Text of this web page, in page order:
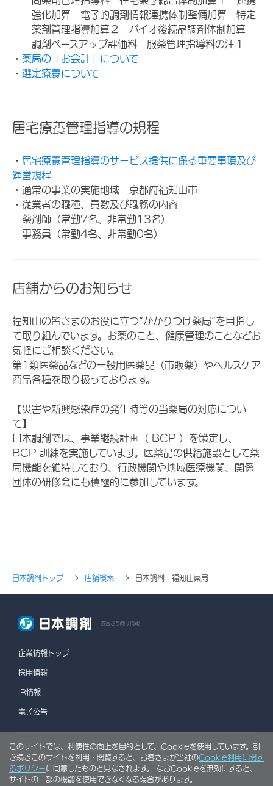
強化加算 電子的調剤情報連携体制整備加算 特定
薬剤管理指導加算２ バイオ後続品調剤体制加算
調剤ベースアップ評価料 服薬管理指導料の注１
・ 薬局の「お会計」について
・ 選定療養について
居宅療養管理指導の規程
・ 居宅療養管理指導のサービス提供に係る重要事項及び
運営規程
・通常の事業の実施地域 京都府福知山市
・従業者の職種、員数及び職務の内容
薬剤師（常勤7名、非常勤13名）
事務員（常勤4名、非常勤0名）
店舗からのお知らせ
福知山の皆さまのお役に立つ“かかりつけ薬局”を目指し
て取り組んでいます。お薬のこと、健康管理のことなどお
気軽にご相談ください。
第1類医薬品などの一般用医薬品（市販薬）やヘルスケア
商品各種を取り扱っております。
【災害や新興感染症の発生時等の当薬局の対応につい
て】
日本調剤では、事業継続計画（ BCP ）を策定し、
BCP 訓練を実施しています。医薬品の供給施設として薬
局機能を維持しており、行政機関や地域医療機関、関係
団体の研修会にも積極的に参加しています。
日本調剤トップ 店舗検索 日本調剤 福知山薬局
お客さま向け情報
企業情報トップ
採用情報
IR情報
電子公告
情報セキュリティポリシー 個人情報保護方針
利用規約
サイトマップ
このサイトでは、利便性の向上を目的として、Cookieを使用しています。引
き続きこのサイトを利用・閲覧すると、お客さまが当社のCookie利用に関す
るポリシーに同意したものと見なされます。 なおCookieを無効にすると、
サイトの一部の機能を使用できなくなる場合があります。